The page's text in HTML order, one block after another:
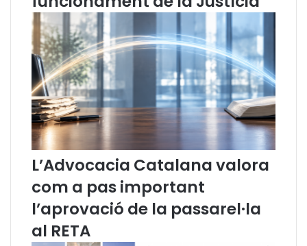
c
a
m
p
a
n
y
a
"
D
e
f
e
s
e
m
d
l
C
t
a
l
à
l
a
J
L’Advocacia Catalana valora
com a pas important
l’aprovació de la passarel·la
al RETA